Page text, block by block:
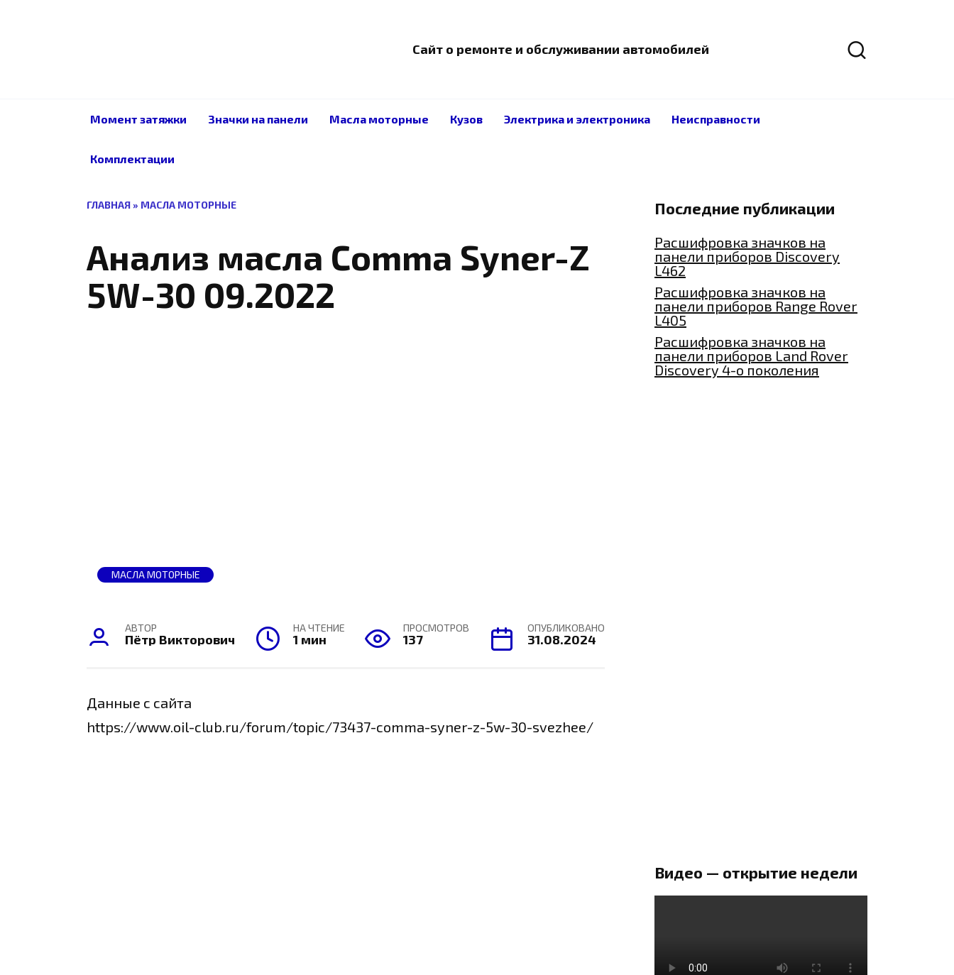
Сайт о ремонте и обслуживании автомобилей
Момент затяжки Значки на панели Масла моторные Кузов Электрика и электроника Неисправности
Комплектации
ГЛАВНАЯ » МАСЛА МОТОРНЫЕ
Анализ масла Comma Syner-Z
5W-30 09.2022
МАСЛА МОТОРНЫЕ
АВТОР
Пётр Викторович
НА ЧТЕНИЕ
1 мин
ПРОСМОТРОВ
137
ОПУБЛИКОВАНО
31.08.2024
Данные с сайта
https://www.oil-club.ru/forum/topic/73437-comma-syner-z-5w-30-svezhee/
Последние публикации
Расшифровка значков на
панели приборов Discovery
L462
Расшифровка значков на
панели приборов Range Rover
L405
Расшифровка значков на
панели приборов Land Rover
Discovery 4-о поколения
Видео — открытие недели